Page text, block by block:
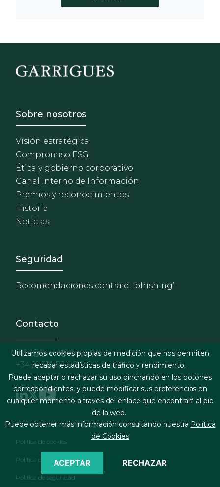
Footer - Sobre Nosotros
Sobre nosotros
Visión estratégica
Compromiso ESG
Ética y gobierno corporativo
Canal Interno de Información
Premios y reconocimientos
Historia
Noticias
Footer - Extranet y
Seguridad
Recomendaciones contra el ‘phishing’
Contacto
info@garrigues.com
+34 91 514 52 00
Footer menu
Términos legales y condiciones de contratación
Política de cookies
Política de privacidad
Política de seguridad
Utilizamos cookies propias de medición que nos permiten
recabar estadísticas de tráfico y rendimiento.
Puede aceptar o rechazar su uso pinchando en los botones
correspondientes, y puede modificar sus preferencias en
cualquier momento a través del enlace que encontrará al pie
de la web.
Puede obtener más información consultando nuestra Política
de Cookies
ACEPTAR RECHAZAR